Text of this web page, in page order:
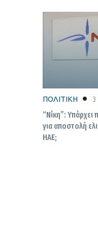
ΠΟΛΙΤΙΚΗ
“Νίκη”:
για αποστολή
ΗΑΕ;